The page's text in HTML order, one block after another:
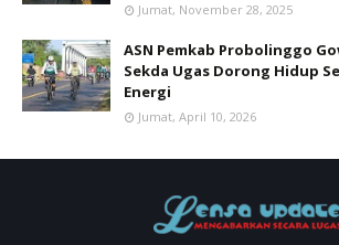
Jumat, November 28, 2025
ASN Pemkab Probolinggo
Sekda Ugas Dorong Hidup
Energi
Jumat, April 10, 2026